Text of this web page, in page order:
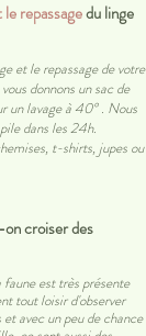
repassagedu linge
et le repassage de votre
donnons un sac de
un lavageà 40°. Nous
dans les 24h.
t-shirts, jupes ou
croiser des
est très présente
tout loisir d'observer
avec un peu de chance